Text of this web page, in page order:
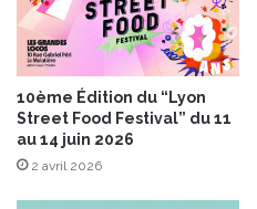
m
n
d
e
B
j
u
t
o
x
A
10ème Édition du “Lyon
Street Food Festival” du 11
au 14 juin 2026
2 avril 2026